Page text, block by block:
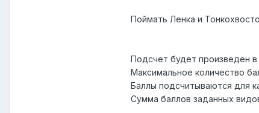
Поймать Ленка и
Подсчет будет произведен
Максимальное количество
Баллы подсчитываются для
Сумма баллов заданных